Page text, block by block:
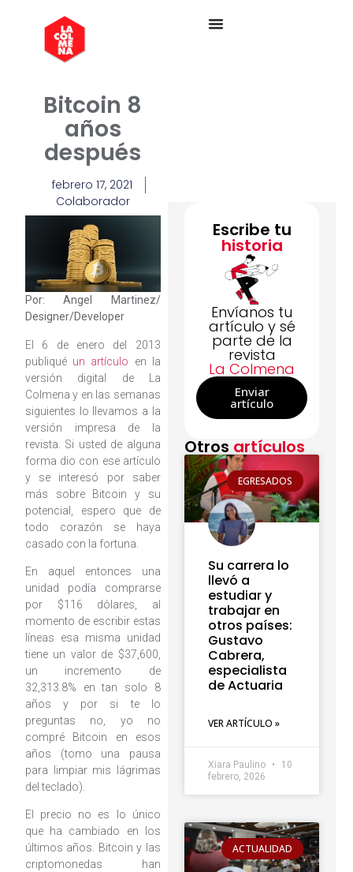
Bitcoin 8
años
después
febrero 17, 2021
Colaborador
Por: Angel Martinez/
Designer/Developer
El 6 de enero del 2013
publiqué un artículo en la
versión digital de La
Colmena y en las semanas
siguientes lo llevamos a la
versión impresa de la
revista. Si usted de alguna
forma dio con ese artículo
y se interesó por saber
más sobre Bitcoin y su
potencial, espero que de
todo corazón se haya
casado con la fortuna.
En aquel entonces una
unidad podía comprarse
por $116 dólares, al
momento de escribir estas
líneas esa misma unidad
tiene un valor de $37,600,
un incremento de
32,313.8% en tan solo 8
años y por si te lo
preguntas no, yo no
compré Bitcoin en esos
años (tomo una pausa
para limpiar mis lágrimas
del teclado).
El precio no es lo único
que ha cambiado en los
últimos años. Bitcoin y las
criptomonedas han
Escribe tu
historia
Envíanos tu
artículo y sé
parte de la
revista
La Colmena
Enviar
artículo
Otros artículos
EGRESADOS
Su carrera lo
llevó a
estudiar y
trabajar en
otros países:
Gustavo
Cabrera,
especialista
de Actuaria
VER ARTÍCULO »
Xiara Paulino
10
febrero, 2026
ACTUALIDAD